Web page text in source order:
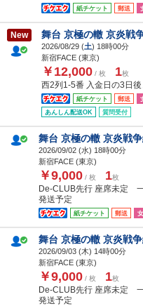
紙チケット 郵送
New 舞台 京極の轍 京炎戦
2026/08/29 (土) 18時00分
新宿FACE (東京)
￥12,000 / 枚 1枚
西2列1-5番 入金日の3日
紙チケット 郵送
あんしん配送OK
質問受付
舞台 京極の轍 京炎戦
2026/09/02 (水) 18時00分
新宿FACE (東京)
￥9,000 / 枚 1枚
De-CLUB先行 座席未定
発送予定
紙チケット 郵送
舞台 京極の轍 京炎戦
2026/09/03 (木) 14時00分
新宿FACE (東京)
￥9,000 / 枚 1枚
De-CLUB先行 座席未定
発送予定